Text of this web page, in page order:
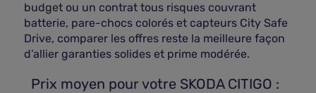
budget ou un contrat tous risques couvrant
batterie, pare-chocs colorés et capteurs City Safe
Drive, comparer les offres reste la meilleure façon
d’allier garanties solides et prime modérée.
Prix moyen pour votre SKODA CITIGO :